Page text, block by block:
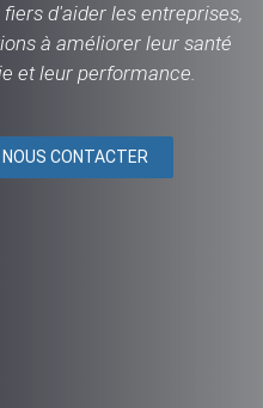
d'aider les entreprises,
à améliorer leur santé
et leur performance.
NOUS CONTACTER